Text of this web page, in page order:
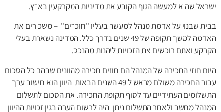
ישראל שהוא למעשה הגוף הקובע את מדיניות המקרקעין בארץ.
בבית שבנוי על אדמת מנהל למעשה בעליו "חוכרים" – משכירים את
האדמה למשך תקופה של 49 שנים בדרך כלל. המדינה נשארת בעלי
הקרקע ואתם רוכשים את הזכויות ליהנות מהנכס.
היום חוזי החכירה של המנהל הם חוזים חכירה מהוונים שבהם כל הסכום
עבור החכירה משולם מראש ל 49 השנים הבאות. היוון הוא חישוב ערך
התשלומים העתידיים עד לסוף תקופת החכירה. את הסכום לתשלום
המנהל מחשב ולאחר התשלום ניתן יהיה לרשום הערה בגין זכויות ההיוון